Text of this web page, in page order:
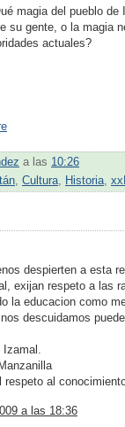
magia del pueblo de
su gente, o la magia
actuales?
a las 10:26
, Cultura, Historia,
despierten a esta
exijan respeto a las
la educacion como
descuidamos
al
a las 18:36